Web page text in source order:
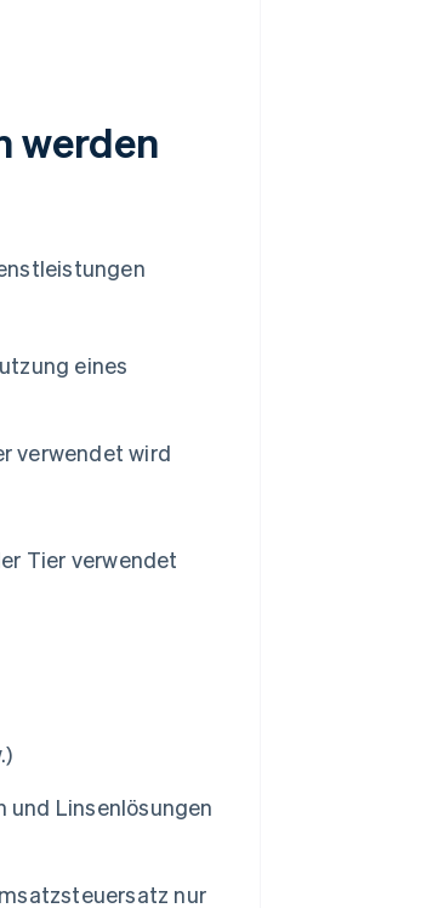
werden
eines
verwendet wird
Tier verwendet
und Linsenlösungen
nur